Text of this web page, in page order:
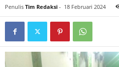
Penulis Tim Redaksi - 18 Februari 2024